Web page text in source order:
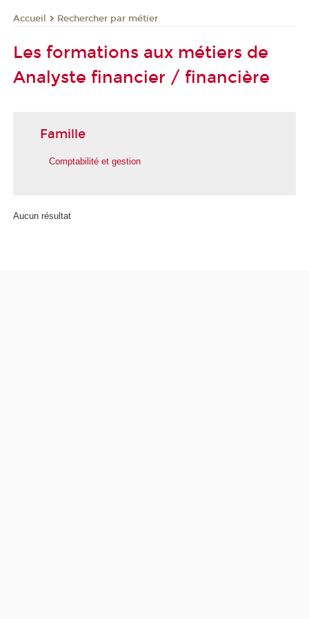
Accueil Rechercher par métier
Les formations aux métiers de
Analyste financier / financière
Famille
Comptabilité et gestion
Aucun résultat